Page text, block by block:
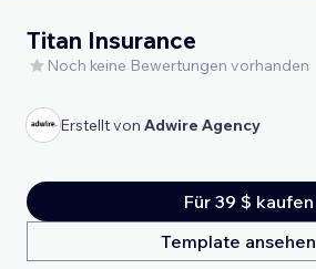
Titan Insurance
Noch keine Bewertungen vorhanden
Erstellt von Adwire Agency
Für 39 $ kaufen
Template ansehen